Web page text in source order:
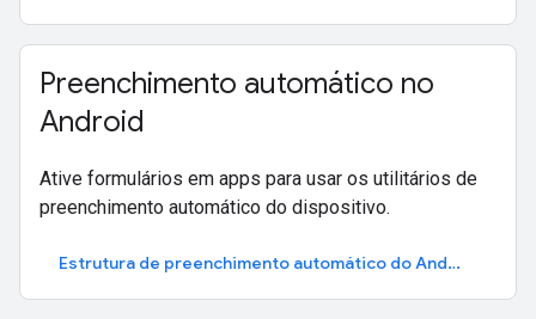
Preenchimento automático no
Android
Ative formulários em apps para usar os utilitários de
preenchimento automático do dispositivo.
Estrutura de preenchimento automático do Android